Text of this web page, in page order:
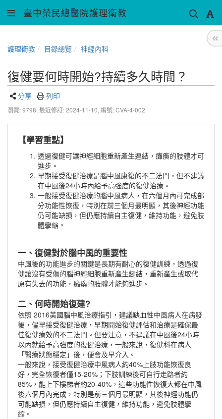
臺中榮民總醫院護理衛教
護理衛教 目錄總覽 神經內科
復健要何時開始?持續多久時間？
分享 列印
瀏覽: 9798, 最近修訂: 2024-11-10, 編號: CVA-4-002
【學習重點】
透過復健可讓神經細胞重新產生連結，癱瘓的肢體才可
進步。
早期接受復健治療是腦中風康復的不二法門，但不建議
在中風後24小時內給予高強度的復健治療。
一般接受復健治療的腦中風病人，在六個月內可完成部
分功能性恢復，特別在前三個月最明顯，其後神經功能
仍可能缺損，但仍應持續自主復健，維持功能，避免肢
體孿縮。
一、復健對於腦中風的重要性
中風後的功能進步的關鍵是長期有耐心的復健訓練，透過復
健讓沒有受傷的腦神經細胞重新產生鍵結，重新產生或取代
原有失去的功能，癱瘓的肢體才能夠進步。
二、何時開始復建?
依照 2016美國腦中風治療指引，建議缺血性中風病人在病發
後，儘早接受復健治療，早期開始復健評估和治療是確保最
佳復健療效的不二法門。但要注意，不建議在中風後24小時
以內就給予高強度的復健治療，一般來說，復健科在病人
「醫療狀態穩定」後，便會及早介入。
一般來說，接受復健治療中風病人約40%上肢功能恢復良
好，完全恢復者僅15-20%；下肢訓練後可自行走路者約
85%，能上下樓梯者約20-40%，這些功能性恢復大都在中風
後六個月內完成，特別是前三個月最明顯，其後神經功能仍
可能缺損，但仍應持續自主復健，維持功能，避免肢體孿
縮。